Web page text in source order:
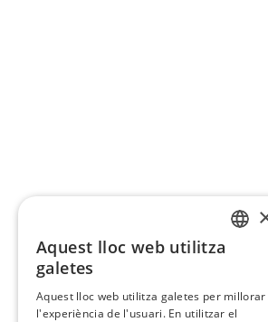
Aquest lloc web utilitza
galetes
Aquest lloc web utilitza galetes per millorar
l'experiència de l'usuari. En utilitzar el